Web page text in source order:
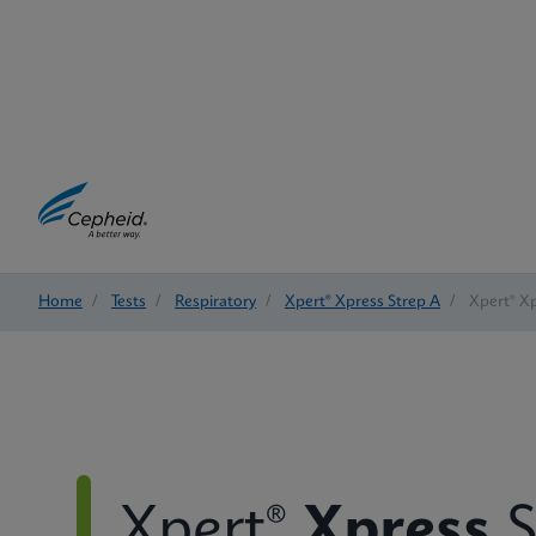
Home / Tests / Respiratory / Xpert® Xpress Strep A / Xpert®